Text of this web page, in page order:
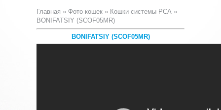
Главная » Фото кошек » Кошки системы PCA »
BONIFATSIY (SCOF05MR)
BONIFATSIY (SCOF05MR)